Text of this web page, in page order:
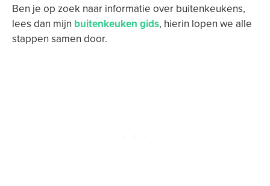
Ben je op zoek naar informatie over buitenkeukens,
lees dan mijn buitenkeuken gids, hierin lopen we alle
stappen samen door.